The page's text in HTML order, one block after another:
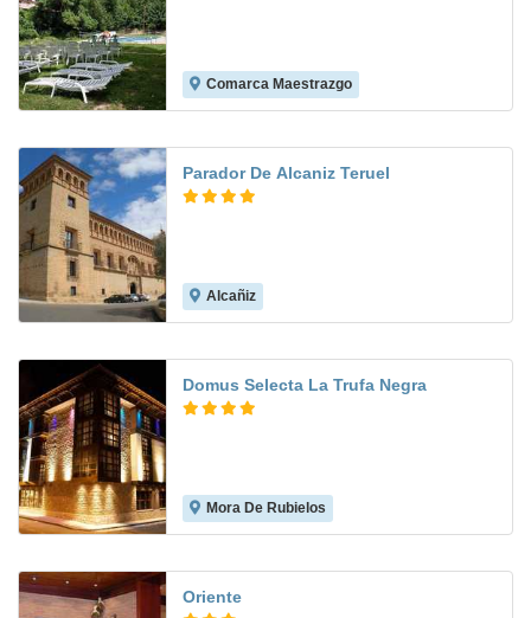
Comarca Maestrazgo
Parador De Alcaniz Teruel
Alcañiz
Domus Selecta La Trufa Negra
Mora De Rubielos
Oriente